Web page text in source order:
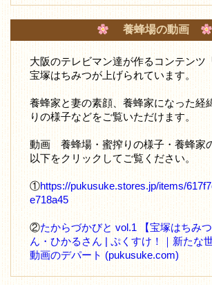
養蜂場の動画
大阪のテレビマン達が作るコンテンツ
宝塚はちみつが上げられています。
養蜂家と妻の素顔、養蜂家になった経
りの様子などをご覧いただけます。
動画 養蜂場・蜜搾りの様子・養蜂家
以下をクリックしてご覧ください。
①https://pukusuke.stores.jp/items/
e718a45
②たからづかびと vol.1 【宝塚はちみ
ん・ひかるさん | ぷくすけ！｜新たな
動画のデパート (pukusuke.com)